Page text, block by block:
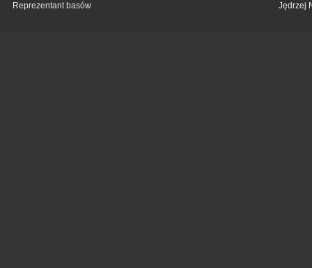
Reprezentant basów
Jędrzej